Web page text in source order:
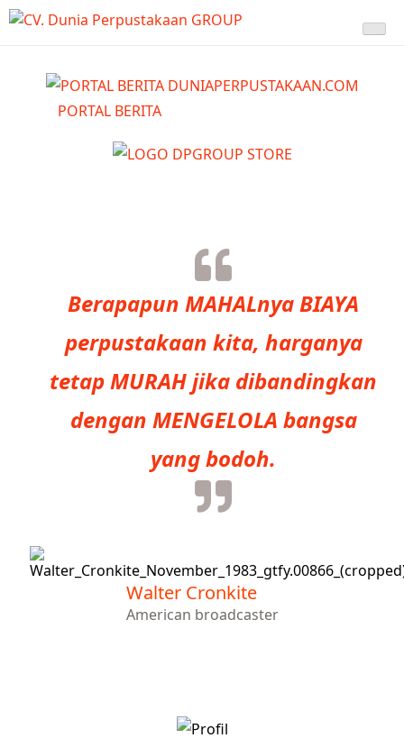
Skip
CV. Dunia Perpustakaan
GROUP
Memenuhi Semua Kebutuhan Produk dan Jasa Perpustakaan Anda
PORTAL BERITA
Berapapun MAHALnya BIAYA
perpustakaan kita, harganya
tetap MURAH jika dibandingkan
dengan MENGELOLA bangsa
yang bodoh.
Walter Cronkite
American broadcaster